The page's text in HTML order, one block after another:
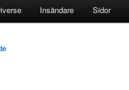
Insändare Sidor